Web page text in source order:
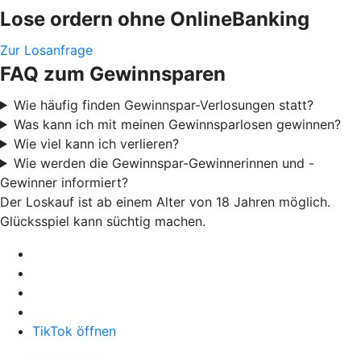
Lose ordern ohne OnlineBanking
Zur Losanfrage
FAQ zum Gewinnsparen
Wie häufig finden Gewinnspar-Verlosungen statt?
Was kann ich mit meinen Gewinnsparlosen gewinnen?
Wie viel kann ich verlieren?
Wie werden die Gewinnspar-Gewinnerinnen und -
Gewinner informiert?
Der Loskauf ist ab einem Alter von 18 Jahren möglich.
Glücksspiel kann süchtig machen.
TikTok öffnen